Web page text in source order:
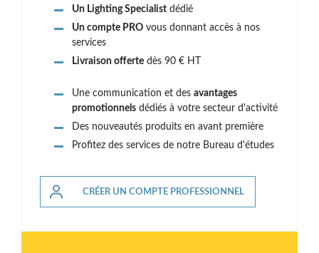
Un Lighting Specialist dédié
Un compte PRO vous donnant accès à nos
services
Livraison offerte dès 90 € HT
Une communication et des avantages
promotionnels dédiés à votre secteur d'activité
Des nouveautés produits en avant première
Profitez des services de notre Bureau d'études
CRÉER UN COMPTE PROFESSIONNEL